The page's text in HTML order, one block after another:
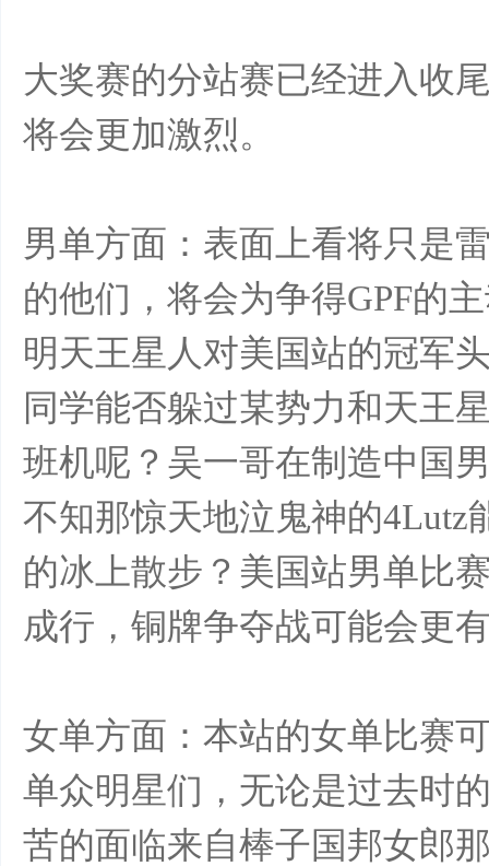
大奖赛的分站赛已经进入收
将会更加激烈。
男单方面：表面上看将只是
的他们，将会为争得GPF的
明天王星人对美国站的冠军
同学能否躲过某势力和天王
班机呢？吴一哥在制造中国
不知那惊天地泣鬼神的4Lutz
的冰上散步？美国站男单比
成行，铜牌争夺战可能会更
女单方面：本站的女单比赛
单众明星们，无论是过去时
苦的面临来自棒子国邦女郎